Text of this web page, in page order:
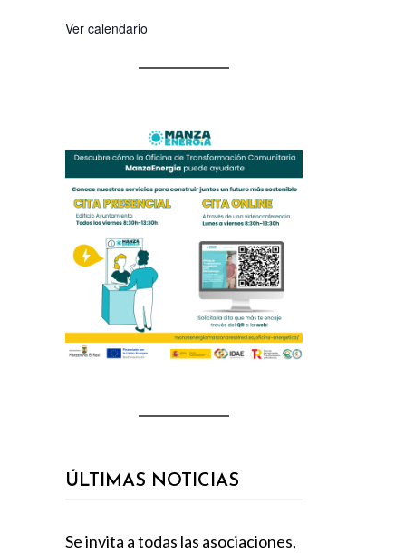
Ver calendario
ÚLTIMAS NOTICIAS
Se invita a todas las asociaciones,